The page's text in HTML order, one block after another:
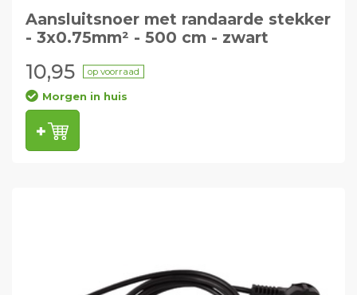
Aansluitsnoer met randaarde stekker
- 3x0.75mm² - 500 cm - zwart
10,95 op voorraad
Morgen in huis